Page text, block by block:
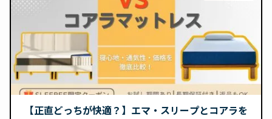
【正直どっちが快適？】エマ・スリープとコアラを